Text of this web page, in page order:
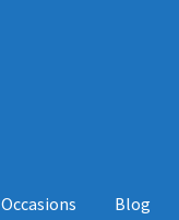
Occasions Blog